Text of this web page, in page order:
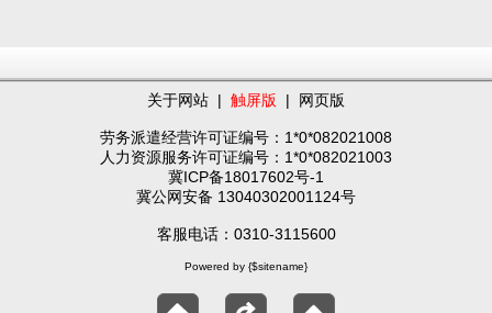
关于网站 | 触屏版 | 网页版
劳务派遣经营许可证编号：1*0*082021008
人力资源服务许可证编号：1*0*082021003
冀ICP备18017602号-1
冀公网安备 13040302001124号
客服电话：0310-3115600
Powered by {$sitename}